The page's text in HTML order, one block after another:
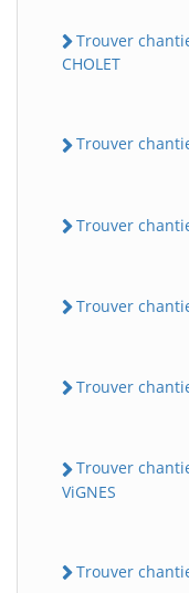
Trouver
CHOLET
Trouver
Trouver
Trouver
Trouver
Trouver
ViGNES
Trouver